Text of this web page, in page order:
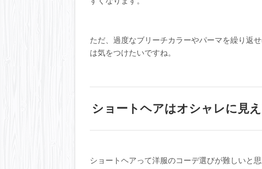
ただ、過度なブリーチカラーやパーマを繰り返
は気をつけたいですね。
ショートヘアはオシャレに見
ショートヘアって洋服のコーデ選びが難しいと